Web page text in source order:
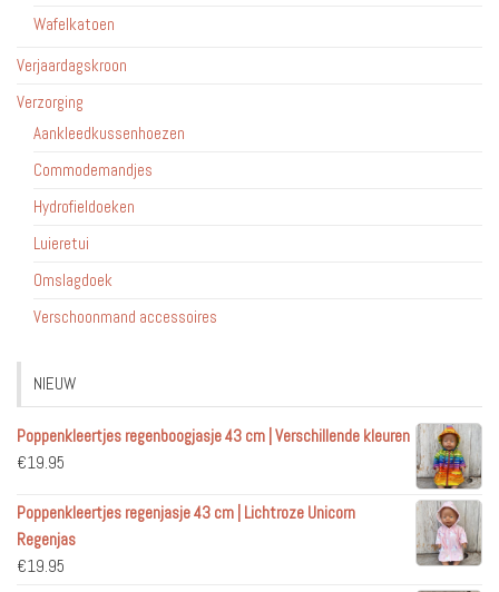
Wafelkatoen
Verjaardagskroon
Verzorging
Aankleedkussenhoezen
Commodemandjes
Hydrofieldoeken
Luieretui
Omslagdoek
Verschoonmand accessoires
NIEUW
Poppenkleertjes regenboogjasje 43 cm | Verschillende kleuren
€19.95
Poppenkleertjes regenjasje 43 cm | Lichtroze Unicorn
Regenjas
€19.95